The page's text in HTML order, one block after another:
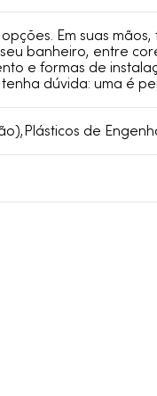
Em suas
banheiro, entre
e formas de
dúvida: uma é
de